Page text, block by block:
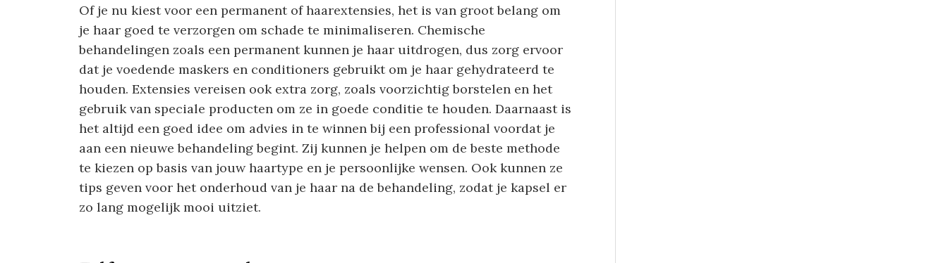
Of je nu kiest voor een permanent of haarextensies, het is van groot belang om
je haar goed te verzorgen om schade te minimaliseren. Chemische
behandelingen zoals een permanent kunnen je haar uitdrogen, dus zorg ervoor
dat je voedende maskers en conditioners gebruikt om je haar gehydrateerd te
houden. Extensies vereisen ook extra zorg, zoals voorzichtig borstelen en het
gebruik van speciale producten om ze in goede conditie te houden. Daarnaast is
het altijd een goed idee om advies in te winnen bij een professional voordat je
aan een nieuwe behandeling begint. Zij kunnen je helpen om de beste methode
te kiezen op basis van jouw haartype en je persoonlijke wensen. Ook kunnen ze
tips geven voor het onderhoud van je haar na de behandeling, zodat je kapsel er
zo lang mogelijk mooi uitziet.